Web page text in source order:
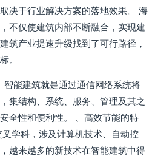
决于行业解决方案的落地效果。 海
不仅使建筑内部不断融合，实现建
筑产业提速升级找到了可行路径，
。
智能建筑就是通过通信网络系统将
集结构、系统、服务、管理及其之
全性和便利性。 、高效节能的特
学科，涉及计算机技术、自动控
越来越多的新技术在智能建筑中得